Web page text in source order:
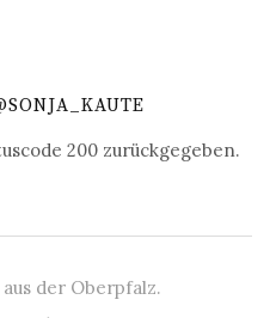
200 zurückgegeben.
der Oberpfalz.